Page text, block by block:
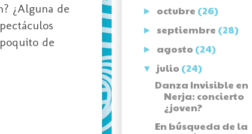
¿Alguna de
de
► octubre (26)
► septiembre (28)
► agosto (24)
▼ julio (24)
Danza Invisible en
Nerja: concierto
¿joven?
En búsqueda de la